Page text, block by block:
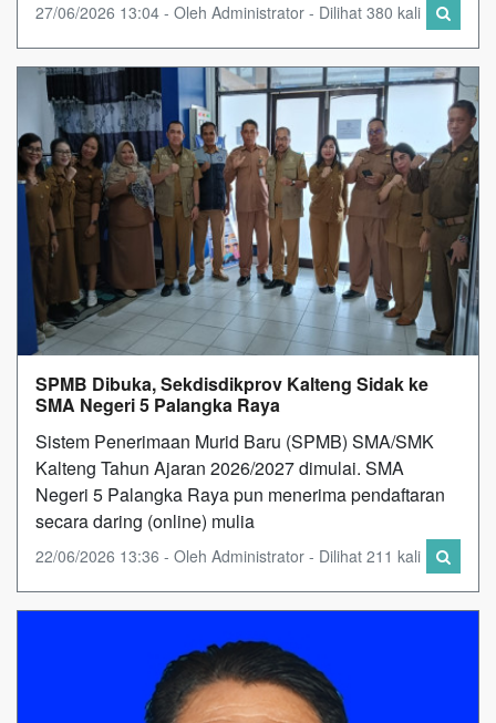
27/06/2026 13:04 - Oleh Administrator - Dilihat 380 kali
SPMB Dibuka, Sekdisdikprov Kalteng Sidak ke
SMA Negeri 5 Palangka Raya
Sistem Penerimaan Murid Baru (SPMB) SMA/SMK
Kalteng Tahun Ajaran 2026/2027 dimulai. SMA
Negeri 5 Palangka Raya pun menerima pendaftaran
secara daring (online) mulia
22/06/2026 13:36 - Oleh Administrator - Dilihat 211 kali